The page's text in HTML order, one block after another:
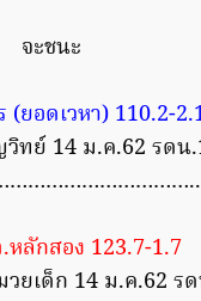
จะชนะ
ยอดเวหา) 110.2-
ทย์ 14 ม.ค.62 รดน
หลักสอง 123.7-1.7
ยเด็ก 14 ม.ค.62 ร